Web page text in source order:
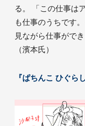
る。 「この仕事は
も仕事のうちです
見ながら仕事がで
（濱本氏）
『ぱちんこ ひぐら